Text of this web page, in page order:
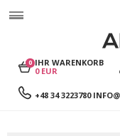
+48 34 3223780
IHR WARENKORB
0 EUR
0